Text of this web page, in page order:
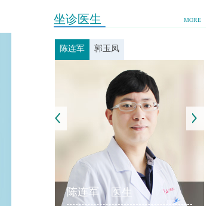
MORE
坐诊医生
陈连军 郭玉凤
陈连军 医生